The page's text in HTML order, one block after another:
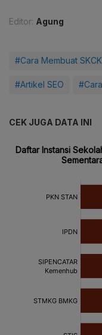
Editor: Agung
#Cara Membuat
#Artikel SEO
CEK JUGA DATA INI